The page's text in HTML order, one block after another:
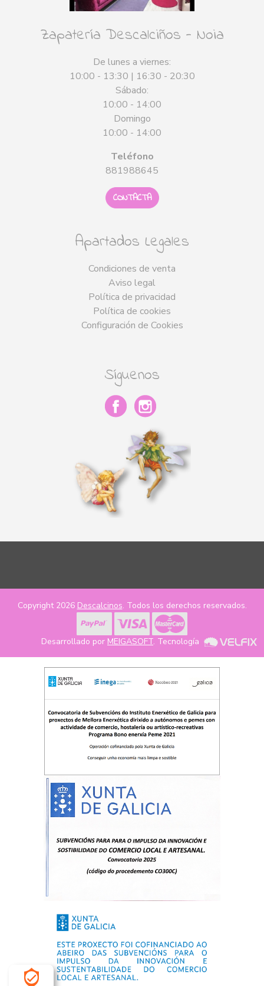
Zapatería Descalciños - Noia
De lunes a viernes:
10:00 - 13:30 | 16:30 - 20:30
Sábado:
10:00 - 14:00
Domingo
10:00 - 14:00
Teléfono
881988645
CONTACTA
Apartados Legales
Condiciones de venta
Aviso legal
Política de privacidad
Política de cookies
Configuración de Cookies
Síguenos
Copyright 2026 Descalcinos. Todos los derechos reservados.
Desarrollado por MEIGASOFT. Tecnología